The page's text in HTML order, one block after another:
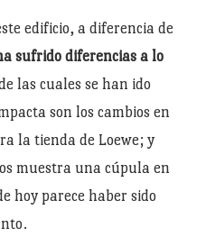
edificio, a diferencia de
sufrido diferencias a lo
las cuales se han ido
son los cambios en
la tienda de Loewe; y
muestra una cúpula en
hoy parece haber sido